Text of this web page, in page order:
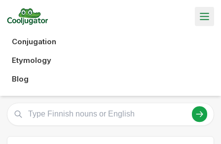
Conjugation
Etymology
Blog